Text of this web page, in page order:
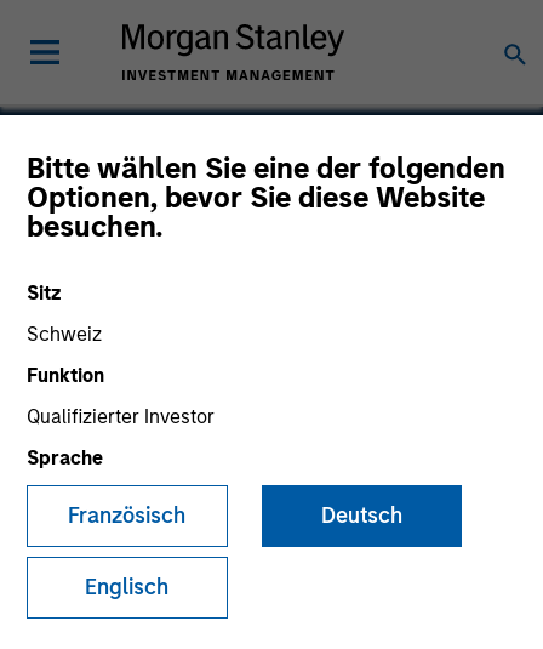
Bitte wählen Sie eine der folgenden
Optionen, bevor Sie diese Website
besuchen.
Sitz
Schweiz
Funktion
Qualifizierter Investor
Sprache
Französisch Deutsch
Englisch
Classy